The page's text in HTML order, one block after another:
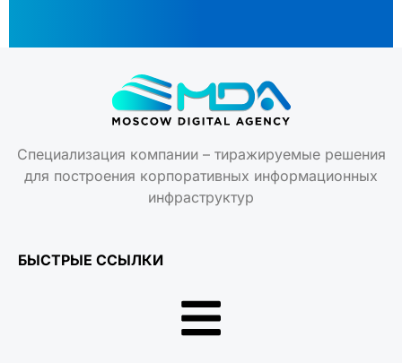
Специализация компании – тиражируемые решения
для построения корпоративных информационных
инфраструктур
БЫСТРЫЕ ССЫЛКИ